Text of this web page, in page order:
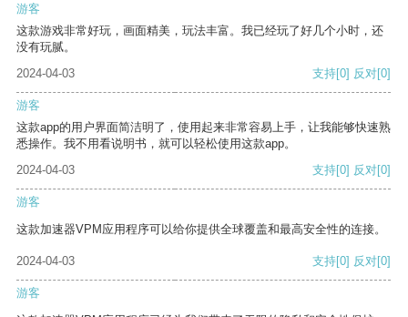
游客
这款游戏非常好玩，画面精美，玩法丰富。我已经玩了好几个小时，还
没有玩腻。
2024-04-03
支持[0] 反对[0]
游客
这款app的用户界面简洁明了，使用起来非常容易上手，让我能够快速熟
悉操作。我不用看说明书，就可以轻松使用这款app。
2024-04-03
支持[0] 反对[0]
游客
这款加速器VPM应用程序可以给你提供全球覆盖和最高安全性的连接。
2024-04-03 支持[0] 反对[0]
游客